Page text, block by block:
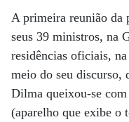
A primeira reunião da
seus 39 ministros, na
residências oficiais,
meio do seu discurso,
Dilma queixou-se
(aparelho que exibe o